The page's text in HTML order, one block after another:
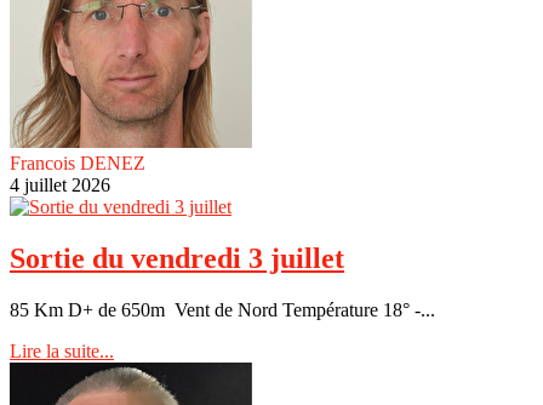
Francois DENEZ
4 juillet 2026
Sortie du vendredi 3 juillet
85 Km D+ de 650m Vent de Nord Température 18° -...
Lire la suite...